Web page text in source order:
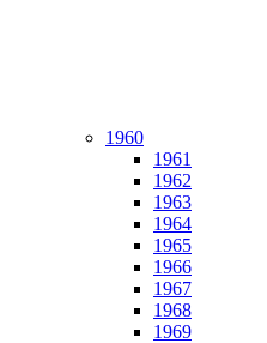
1960
1961
1962
1963
1964
1965
1966
1967
1968
1969